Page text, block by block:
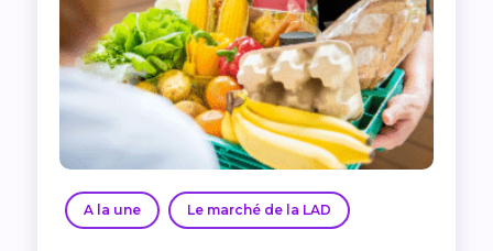
A la une Le marché de la LAD